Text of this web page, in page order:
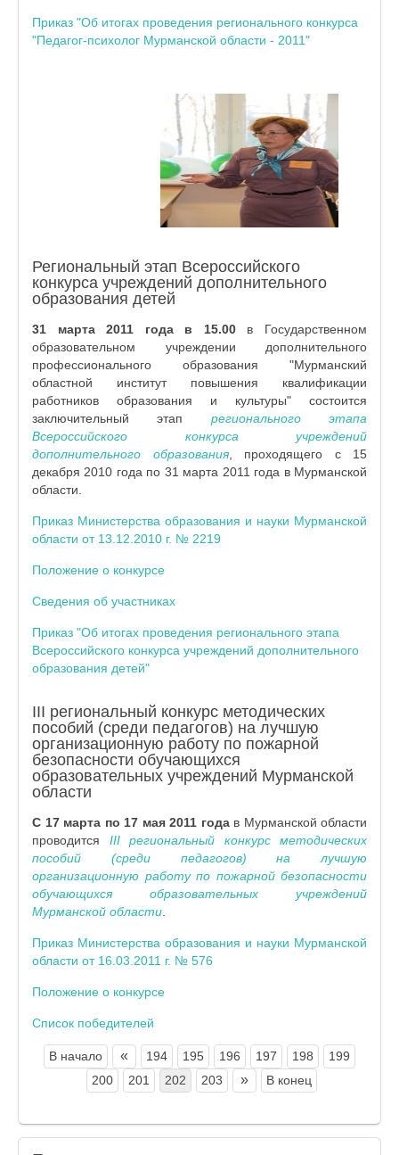
Приказ "Об итогах проведения регионального конкурса
"Педагог-психолог Мурманской области - 2011"
Региональный этап Всероссийского
конкурса учреждений дополнительного
образования детей
31 марта 2011 года в 15.00в Государственном
образовательном учреждении дополнительного
профессионального образования "Мурманский
областной институт повышения квалификации
работников образования и культуры" состоится
заключительный этап регионального этапа
Всероссийского конкурса учреждений
дополнительного образования, проходящего с 15
декабря 2010 года по 31 марта 2011 года в Мурманской
области.
Приказ Министерства образования и науки Мурманской
области от 13.12.2010 г. № 2219
Положение о конкурсе
Сведения об участниках
Приказ "Об итогах проведения регионального этапа
Всероссийского конкурса учреждений дополнительного
образования детей"
III региональный конкурс методических
пособий (среди педагогов) на лучшую
организационную работу по пожарной
безопасности обучающихся
образовательных учреждений Мурманской
области
C 17 марта по 17 мая 2011 годав Мурманской области
проводится III региональный конкурс методических
пособий (среди педагогов) на лучшую
организационную работу по пожарной безопасности
обучающихся образовательных учреждений
Мурманской области
Приказ Министерства образования и науки Мурманской
области от 16.03.2011 г. № 576
Положение о конкурсе
Список победителей
В начало « 194 195 196 197 198
199
200
201 202 203 » В конец